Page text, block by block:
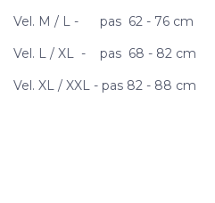
Vel. M / L - pas 62 - 76 cm
Vel. L / XL - pas 68 - 82 cm
Vel. XL / XXL - pas 82 - 88 cm